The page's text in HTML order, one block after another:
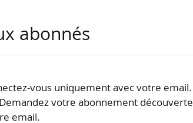
Franc-
abonnés
vous uniquement avec votre email.
votre abonnement découverte
email.